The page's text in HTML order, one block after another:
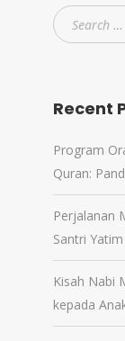
Recent
Program
Quran:
Perjalanan
Santri
Kisah Nabi
kepada